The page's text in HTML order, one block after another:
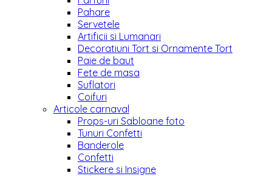
Pahare
Servetele
Artificii si Lumanari
Decoratiuni Tort si Ornamente Tort
Paie de baut
Fete de masa
Suflatori
Coifuri
Articole carnaval
Props-uri Sabloane foto
Tunuri Confetti
Banderole
Confetti
Stickere si Insigne